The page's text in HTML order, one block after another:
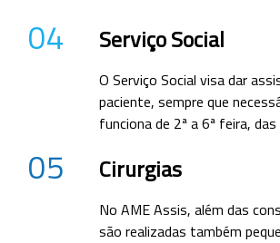
04 Serviço Social
O Serviço Social visa dar
paciente, sempre que
funciona de 2ª a 6ª feira,
05 Cirurgias
No AME Assis, além das
são realizadas também